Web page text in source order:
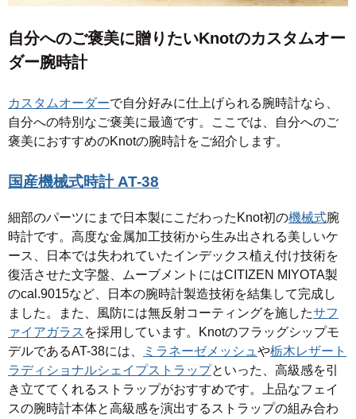
自分へのご褒美に贈りたいKnotのカスタムオー
ダー腕時計
カスタムオーダーで自分好みに仕上げられる腕時計なら、
自分への特別なご褒美に最適です。ここでは、自分へのご
褒美におすすめのKnotの腕時計をご紹介します。
国産機械式時計 AT-38
細部のパーツにまで日本製にこだわったKnot初の機械式腕
時計です。高度な金属加工技術から生み出される美しいケ
ース、日本では失われていたインデックス植え付け技術を
復活させた文字盤、ムーブメントにはCITIZEN MIYOTA製
のcal.9015など、日本の腕時計製造技術を結集して完成し
ました。また、風防には無反射コーティングを施したサフ
ァイアガラス を採用しています。Knotのフラッグシップモ
デルであるAT-38には、
ミラネーゼメッシュ や栃木レザート
ラディショナルシェイプストラップといった、高級感を引
き立ててくれるストラップがおすすめです。上品なフェイ
スの腕時計本体と高級感を演出するストラップの組み合わ